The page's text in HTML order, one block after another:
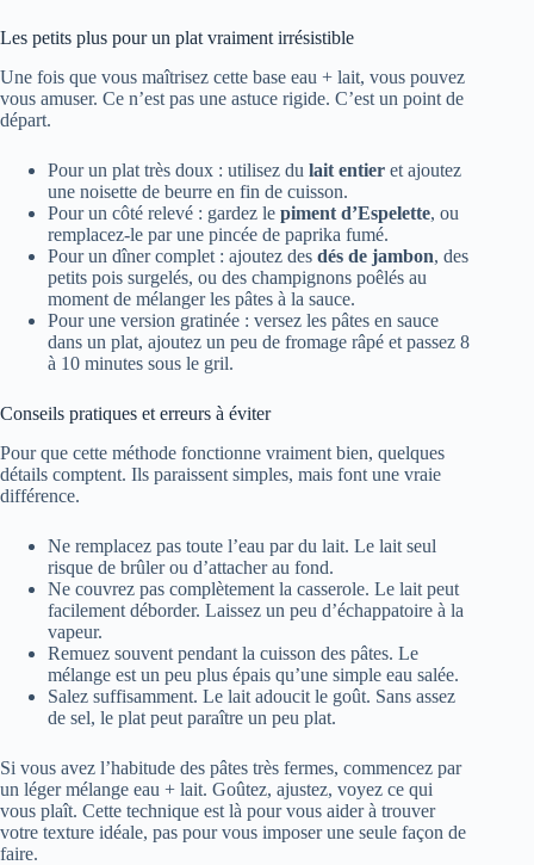
Les petits plus pour un plat vraiment irrésistible
Une fois que vous maîtrisez cette base eau + lait, vous pouvez
vous amuser. Ce n’est pas une astuce rigide. C’est un point de
départ.
Pour un plat très doux : utilisez du lait entier et ajoutez
une noisette de beurre en fin de cuisson.
Pour un côté relevé : gardez le piment d’Espelette, ou
remplacez-le par une pincée de paprika fumé.
Pour un dîner complet : ajoutez des dés de jambon, des
petits pois surgelés, ou des champignons poêlés au
moment de mélanger les pâtes à la sauce.
Pour une version gratinée : versez les pâtes en sauce
dans un plat, ajoutez un peu de fromage râpé et passez 8
à 10 minutes sous le gril.
Conseils pratiques et erreurs à éviter
Pour que cette méthode fonctionne vraiment bien, quelques
détails comptent. Ils paraissent simples, mais font une vraie
différence.
Ne remplacez pas toute l’eau par du lait. Le lait seul
risque de brûler ou d’attacher au fond.
Ne couvrez pas complètement la casserole. Le lait peut
facilement déborder. Laissez un peu d’échappatoire à la
vapeur.
Remuez souvent pendant la cuisson des pâtes. Le
mélange est un peu plus épais qu’une simple eau salée.
Salez suffisamment. Le lait adoucit le goût. Sans assez
de sel, le plat peut paraître un peu plat.
Si vous avez l’habitude des pâtes très fermes, commencez par
un léger mélange eau + lait. Goûtez, ajustez, voyez ce qui
vous plaît. Cette technique est là pour vous aider à trouver
votre texture idéale, pas pour vous imposer une seule façon de
faire.